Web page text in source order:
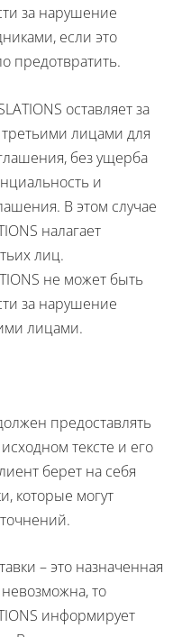
за нарушение
если это
предотвратить.
оставляет за
лицами для
без ущерба
и
В этом случае
налагает
лиц.
не может быть
за нарушение
лицами.
предоставлять
тексте и его
берет на себя
которые могут
– это назначенная
то
информирует